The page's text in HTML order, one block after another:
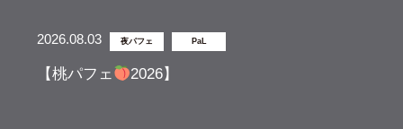
2026.08.03 夜パフェ PaL
【桃パフェ 2026】